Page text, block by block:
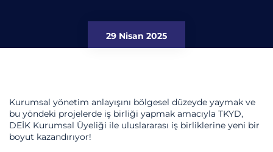
29 Nisan 2025
Kurumsal yönetim anlayışını bölgesel düzeyde yaymak ve
bu yöndeki projelerde iş birliği yapmak amacıyla TKYD,
DEİK Kurumsal Üyeliği ile uluslararası iş birliklerine yeni bir
boyut kazandırıyor!